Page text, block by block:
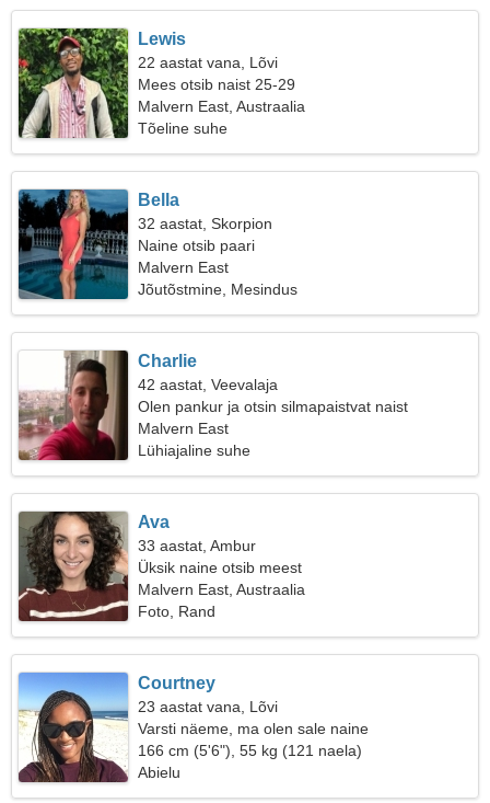
Lewis
22 aastat vana, Lõvi
Mees otsib naist 25-29
Malvern East, Austraalia
Tõeline suhe
Bella
32 aastat, Skorpion
Naine otsib paari
Malvern East
Jõutõstmine, Mesindus
Charlie
42 aastat, Veevalaja
Olen pankur ja otsin silmapaistvat naist
Malvern East
Lühiajaline suhe
Ava
33 aastat, Ambur
Üksik naine otsib meest
Malvern East, Austraalia
Foto, Rand
Courtney
23 aastat vana, Lõvi
Varsti näeme, ma olen sale naine
166 cm (5'6"), 55 kg (121 naela)
Abielu